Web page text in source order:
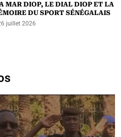
MAR DIOP, LE DIAL DIOP ET LA
DU SPORT SÉNÉGALAIS
juillet 2026